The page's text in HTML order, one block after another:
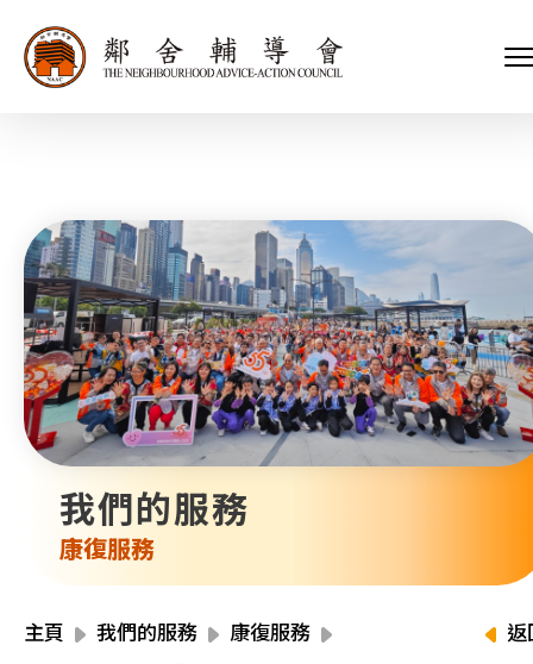
我們的服務
康復服務
主頁 我們的服務
康復服務
返
會長、副會長
執行委員會及總幹事
招標項目
關於我們
家庭及兒童福利服務
青少年服務
內地服務
教育服務
醫療衞生服務
社會企業
我們的服務
我們的夥伴
捐款方法
支持我們
新聞稿及媒體報導
會訊及刊物
活動報名